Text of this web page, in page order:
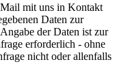
mit uns in Kontakt
Daten zur
der Daten ist zur
erforderlich - ohne
nicht oder allenfalls